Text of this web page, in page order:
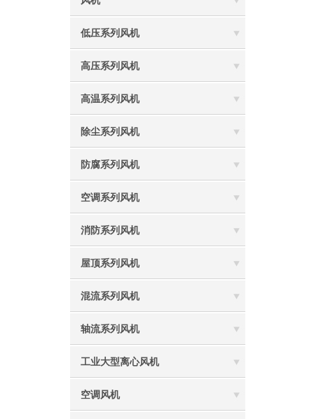
低压系列风机
高压系列风机
高温系列风机
除尘系列风机
防腐系列风机
空调系列风机
消防系列风机
屋顶系列风机
混流系列风机
轴流系列风机
工业大型离心风机
空调风机